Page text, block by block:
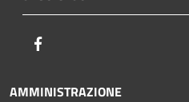
AMMINISTRAZIONE